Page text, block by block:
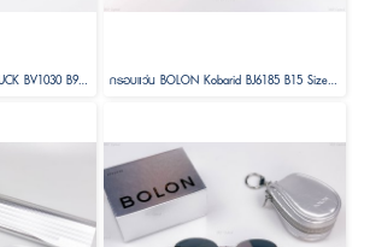
แว่นกันแดด BOLON INNSBRUCK BV1030 B90 Size 58 กรอบแว่น BOLON Kobarid BJ6185 B15 Size 52